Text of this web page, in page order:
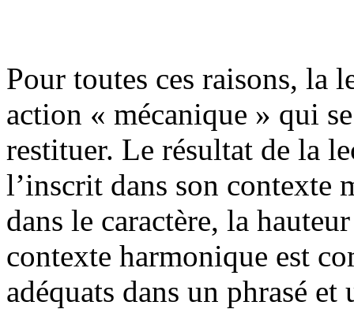
Pour toutes ces raisons, la
action « mécanique » qui
restituer. Le résultat de la
l’inscrit dans son contexte
dans le caractère, la
contexte harmonique est
adéquats dans un phrasé et